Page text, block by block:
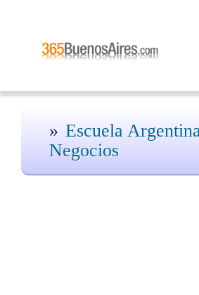
Escuela
Negocios